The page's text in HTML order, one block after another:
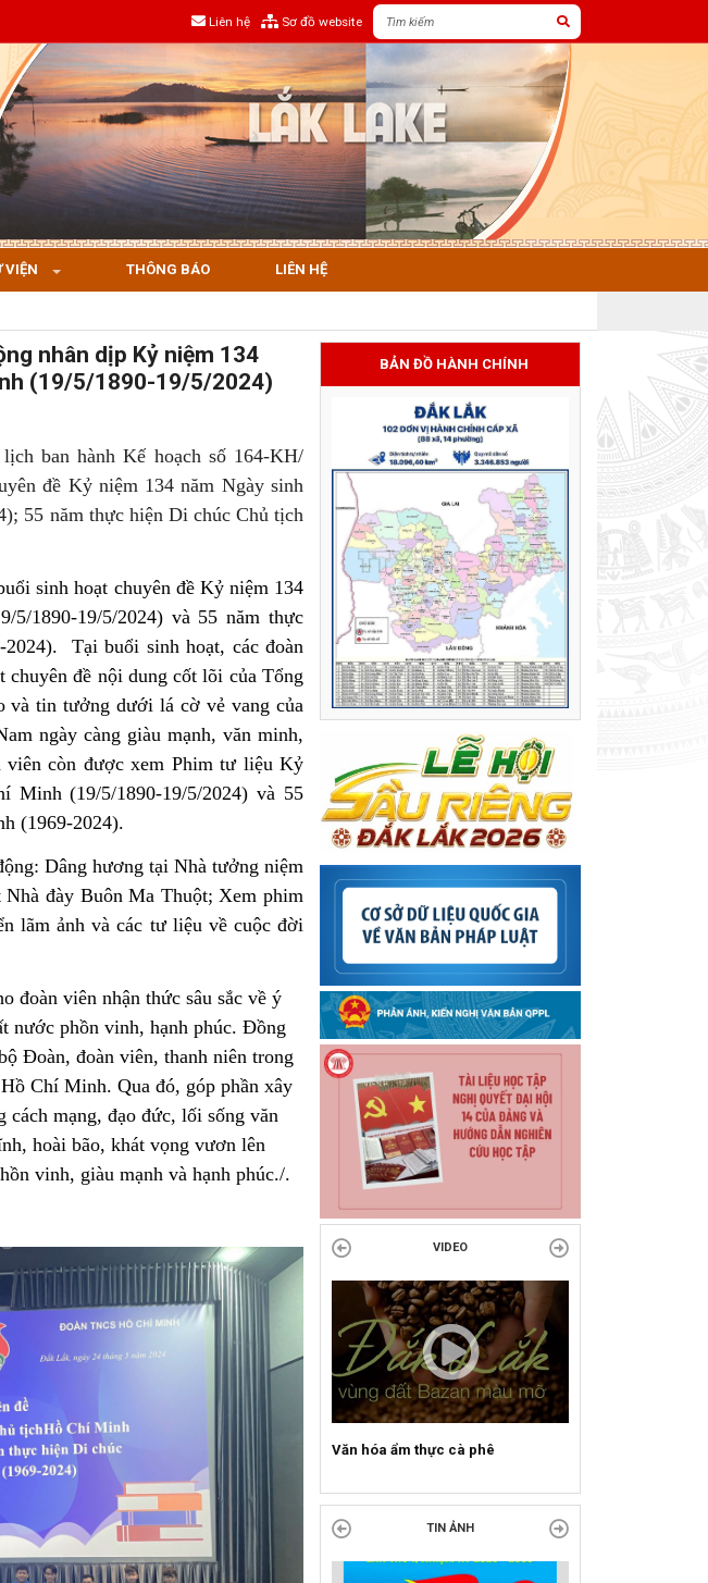
Liên hệ Sơ đồ website
VIỆN THÔNG BÁO LIÊN HỆ
nhân dịp Kỷ niệm 134
(19/5/1890-19/5/2024)
lịchban hành Kế hoạch số 164-KH/
đề Kỷ niệm 134 năm Ngày sinh
55 năm thực hiện Di chúc Chủ tịch
sinh hoạt chuyên đề Kỷ niệm 134
1890-19/5/2024) và 55 năm thực
Tại buổi sinh hoạt, các đoàn
đề nội dung cốt lõi của Tổng
và tin tưởng dưới lá cờ vẻ vang của
ngày càng giàu mạnh, văn minh,
viên còn được xem Phim tư liệu Kỷ
Minh (19/5/1890-19/5/2024) và 55
(1969-2024).
Dâng hương tại Nhà tưởng niệm
đày Buôn Ma Thuột; Xem phim
lãm ảnh và các tư liệu về cuộc đời
đoàn viên nhận thức sâu sắc về ý
nước phồn vinh, hạnh phúc. Đồng
Đoàn, đoàn viên, thanh niên trong
Chí Minh. Qua đó, góp phần xây
mạng, đạo đức, lối sống văn
hoài bão, khát vọng vươn lên
vinh, giàu mạnh và hạnh phúc./.
BẢN ĐỒ HÀNH CHÍNH
VIDEO
Văn hóa ẩm thực cà phê